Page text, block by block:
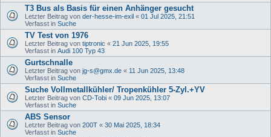
T3 Bus als Basis für einen Anhänger gesucht
Letzter Beitrag von der-hesse-im-exil « 01 Jul 2025, 21:51
Verfasst in Suche
TV Test von 1976
Letzter Beitrag von tiptronic « 21 Jun 2025, 19:55
Verfasst in Audi 100 Typ 43
Gurtschnalle
Letzter Beitrag von jg-s@gmx.de « 11 Jun 2025, 13:48
Verfasst in Suche
Suche Vollmetallkühler/ Tropenkühler 5-Zyl.+YV
Letzter Beitrag von CD-Tobi « 09 Jun 2025, 13:07
Verfasst in Suche
ABS Sensor
Letzter Beitrag von 200T « 30 Mai 2025, 18:34
Verfasst in Suche